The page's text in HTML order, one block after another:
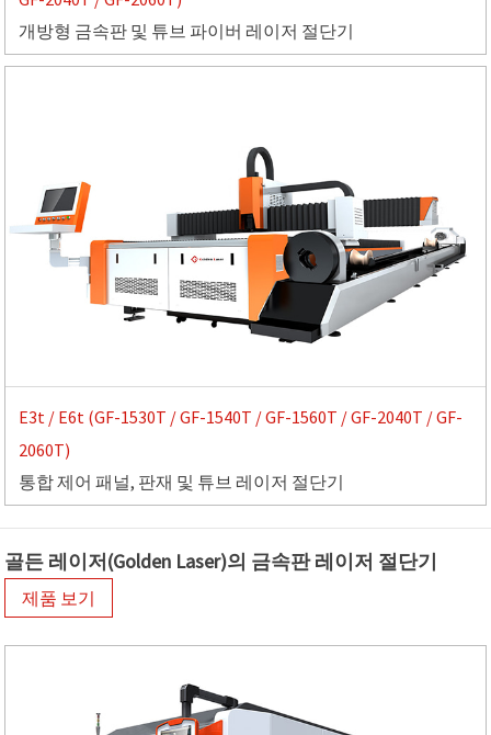
개방형 금속판 및 튜브 파이버 레이저 절단기
E3t / E6t (GF-1530T / GF-1540T / GF-1560T / GF-2040T / GF-
2060T)
통합 제어 패널, 판재 및 튜브 레이저 절단기
골든 레이저(Golden Laser)의 금속판 레이저 절단기
제품 보기